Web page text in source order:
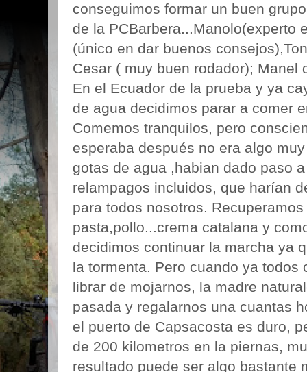
conseguimos formar un buen
de la PCBarbera...Manolo(experto
(único en dar buenos
Cesar ( muy buen rodador); Manel
En el Ecuador de la prueba y ya
de agua decidimos parar a comer
Comemos tranquilos, pero
esperaba después no era algo
gotas de agua ,habian dado paso
relampagos incluidos, que harían
para todos nosotros.
pasta,pollo...crema catalana y
decidimos continuar la marcha ya
la tormenta. Pero cuando ya todos
librar de mojarnos, la madre
pasada y regalarnos una cuantas
el puerto de Capsacosta es duro,
de 200 kilometros en la piernas,
resultado puede ser algo bastante